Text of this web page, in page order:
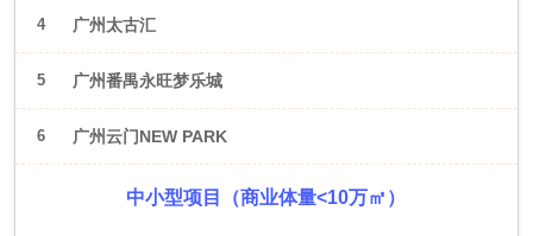
4 广州太古汇
5 广州番禺永旺梦乐城
6 广州云门NEW PARK
中小型项目（商业体量<10万㎡）